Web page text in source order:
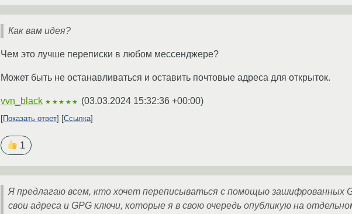
Как вам идея?
Чем это лучше переписки в любом мессенджере?
Может быть не останавливаться и оставить почтовые адреса для открыток.
vvn_black ★★★★★ (03.03.2024 15:32:36 +00:00)
Показать ответ Ссылка
1
Я предлагаю всем, кто хочет переписываться с помощью зашифрованных
свои адреса и GPG ключи, которые я в свою очередь опубликую на